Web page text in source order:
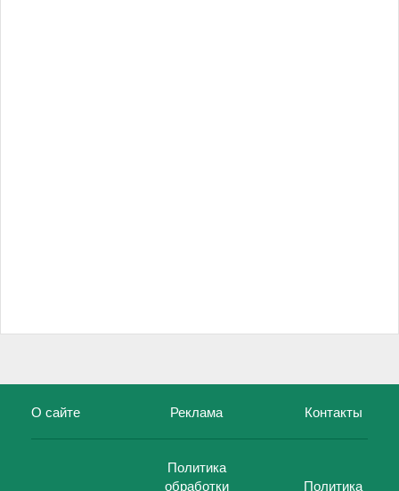
О сайте Реклама Контакты
Политика
обработки
Политика